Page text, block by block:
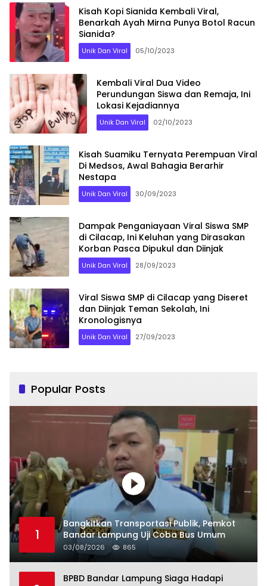
Kisah Kopi Sianida Kembali Viral,
Benarkah Ayah Mirna Punya Botol Racun
Sianida?
Unik Dan Viral 05/10/2023
Kembali Viral Dua Video
Perundungan Siswa dan Remaja, Ini
Lokasi Kejadiannya
Unik Dan Viral 02/10/2023
Kisah Suamiku Ternyata Perempuan Viral
Di Medsos, Awal Bahagia Berarhir
Nestapa
Unik Dan Viral 30/09/2023
Dampak Penganiayaan Viral Siswa SMP
di Cilacap, Ini Keluhan yang Dirasakan
Korban Pasca Dipukul dan Diinjak
Unik Dan Viral 28/09/2023
Viral Siswa SMP di Cilacap yang Diseret
dan Diinjak Teman Sekolah, Ini
Kronologisnya
Unik Dan Viral 27/09/2023
Popular Posts
1
Bangkitkan Transportasi Publik, Pemkot
Bandar Lampung Uji Coba Bus Umum
03/08/2026 865
BPBD Bandar Lampung Siaga Hadapi